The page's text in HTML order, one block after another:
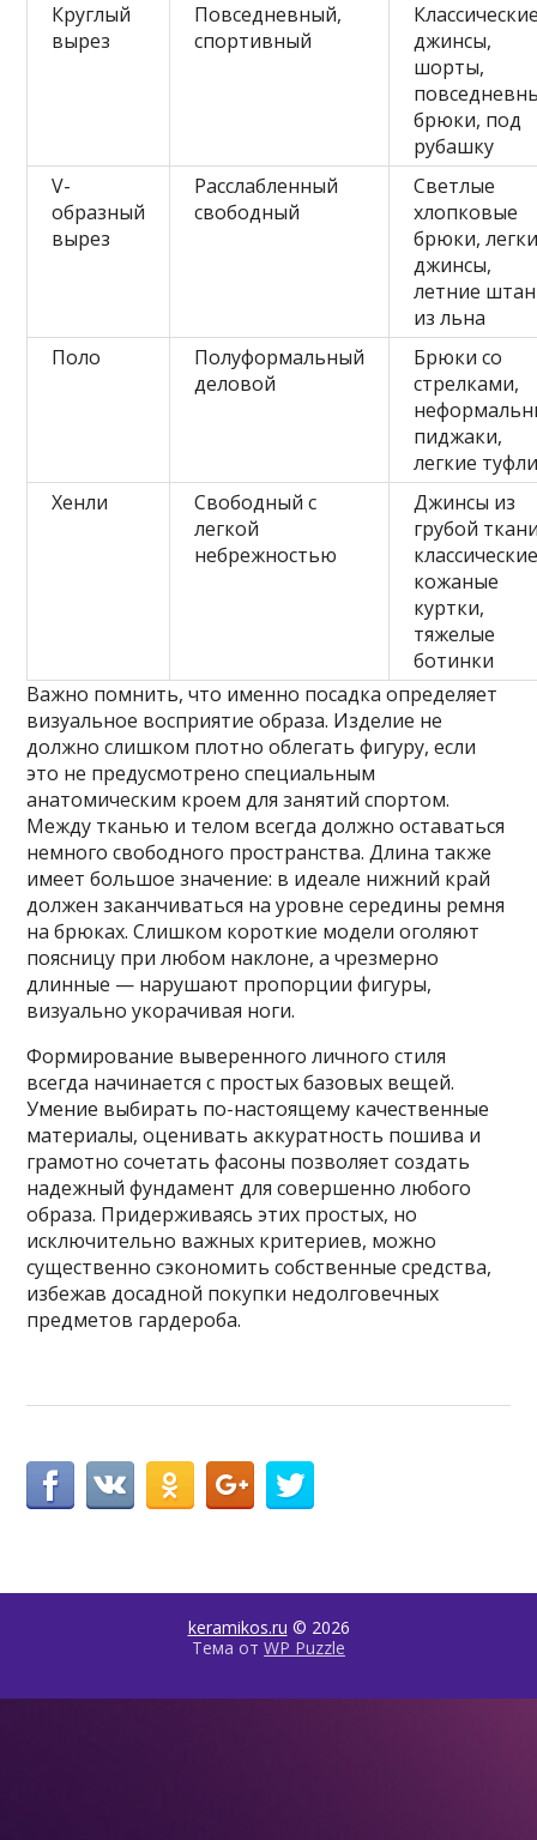
Круглый
вырез
Повседневный,
спортивный
джинсы,
шорты,
брюки, под
рубашку
V-
образный
вырез
Расслабленный
свободный
Светлые
хлопковые
брюки,
джинсы,
летние
из льна
Поло
Полуформальный
деловой
Брюки со
стрелками,
пиджаки,
легкие
Хенли
Свободный с
легкой
небрежностью
Джинсы из
грубой
кожаные
куртки,
тяжелые
ботинки
Важно помнить, что именно посадка определяет
визуальное восприятие образа. Изделие не
должно слишком плотно облегать фигуру, если
это не предусмотрено специальным
анатомическим кроем для занятий спортом.
Между тканью и телом всегда должно оставаться
немного свободного пространства. Длина также
имеет большое значение: в идеале нижний край
должен заканчиваться на уровне середины ремня
на брюках. Слишком короткие модели оголяют
поясницу при любом наклоне, а чрезмерно
длинные — нарушают пропорции фигуры,
визуально укорачивая ноги.
Формирование выверенного личного стиля
всегда начинается с простых базовых вещей.
Умение выбирать по-настоящему качественные
материалы, оценивать аккуратность пошива и
грамотно сочетать фасоны позволяет создать
надежный фундамент для совершенно любого
образа. Придерживаясь этих простых, но
исключительно важных критериев, можно
существенно сэкономить собственные средства,
избежав досадной покупки недолговечных
предметов гардероба.
keramikos.ru © 2026
Тема от WP Puzzle